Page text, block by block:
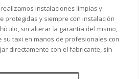
instalaciones limpias y
protegidas y siempre con instalación
sin alterar la garantía del mismo,
su taxi en manos de profesionales con
directamente con el fabricante, sin